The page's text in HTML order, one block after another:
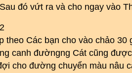
đó vứt ra và cho ngay vào
theo Các bạn cho vào chảo
canh đườngng Cát cũng
cho đường chuyển màu nâu